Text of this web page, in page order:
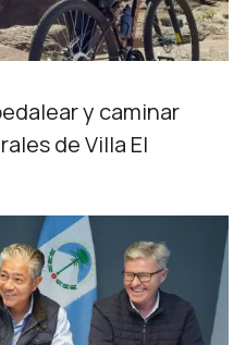
y caminar
de Villa El